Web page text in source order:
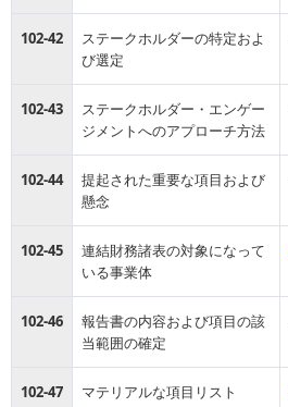
102-42
ステークホルダーの特定およ
び選定
102-43
ステークホルダー・エンゲー
ジメントへのアプローチ方法
102-44
提起された重要な項目および
懸念
102-45
連結財務諸表の対象になって
いる事業体
102-46
報告書の内容および項目の該
当範囲の確定
102-47 マテリアルな項目リスト